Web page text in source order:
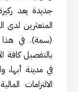
جديدة يعد
المتعثرين لدى
(سمة). في هذا
بالتفصيل كافة
في مدينة أبها،
الالتزامات